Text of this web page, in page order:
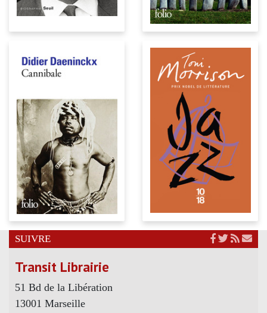
SUIVRE
Transit Librairie
51 Bd de la Libération
13001 Marseille